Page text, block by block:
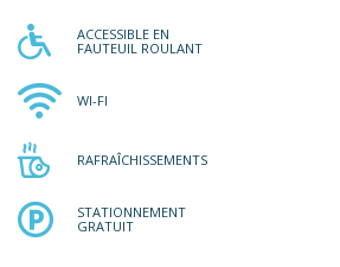
ACCESSIBLE EN
ACCESSIBLE EN
FAUTEUIL ROULANT
WI-FI
WI-FI
RAFRAÎCHISSEMENTS
STATIONNEMENT
STATIONNEMENT
GRATUIT